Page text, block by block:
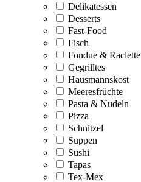
Delikatessen
Desserts
Fast-Food
Fisch
Fondue & Raclette
Gegrilltes
Hausmannskost
Meeresfrüchte
Pasta & Nudeln
Pizza
Schnitzel
Suppen
Sushi
Tapas
Tex-Mex